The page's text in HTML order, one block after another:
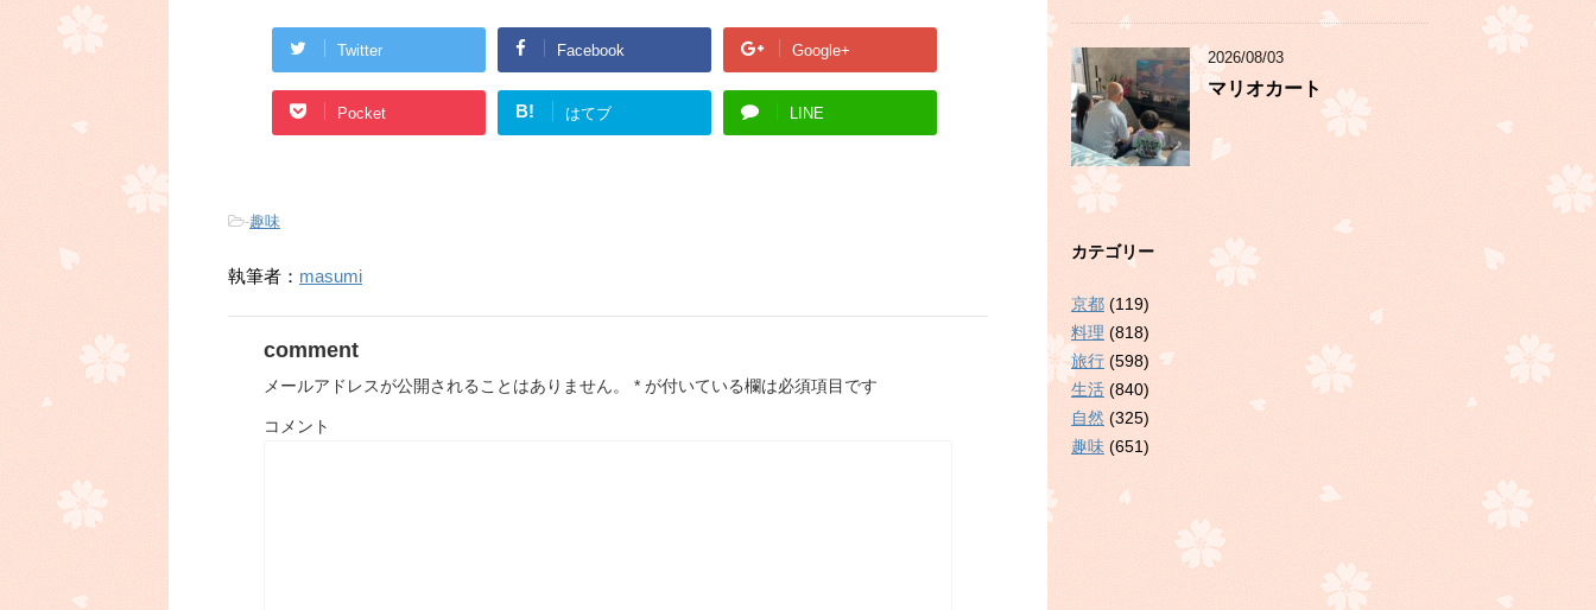
Twitter Facebook Google+
Pocket B! はてブ LINE
-趣味
執筆者： masumi
comment
メールアドレスが公開されることはありません。 * が付いている欄は必須項目です
コメント
2026/08/03
マリオカート
カテゴリー
京都 (119)
料理 (818)
旅行 (598)
生活 (840)
自然 (325)
趣味 (651)